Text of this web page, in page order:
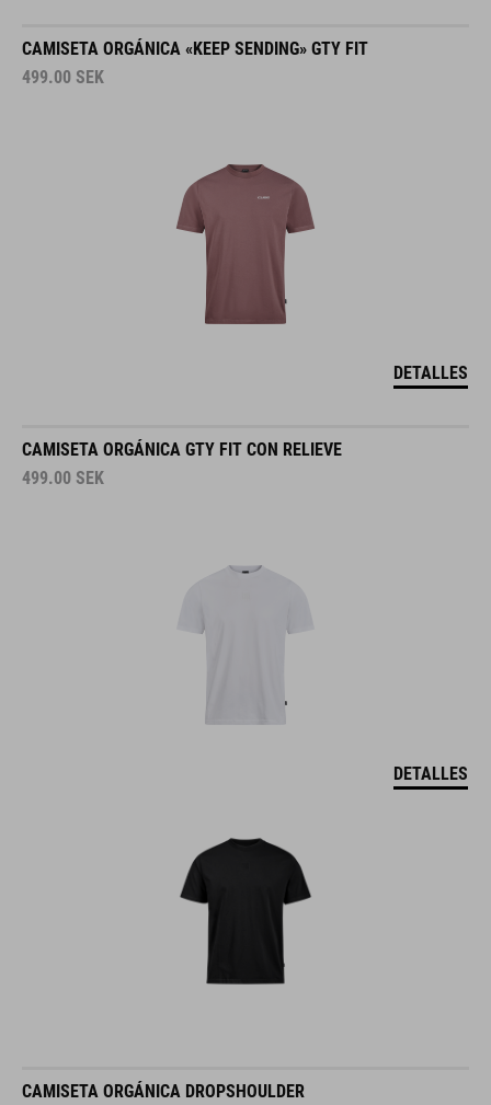
CAMISETA ORGÁNICA «KEEP SENDING» GTY FIT
499.00 SEK
DETALLES
CAMISETA ORGÁNICA GTY FIT CON RELIEVE
499.00 SEK
DETALLES
CAMISETA ORGÁNICA DROPSHOULDER